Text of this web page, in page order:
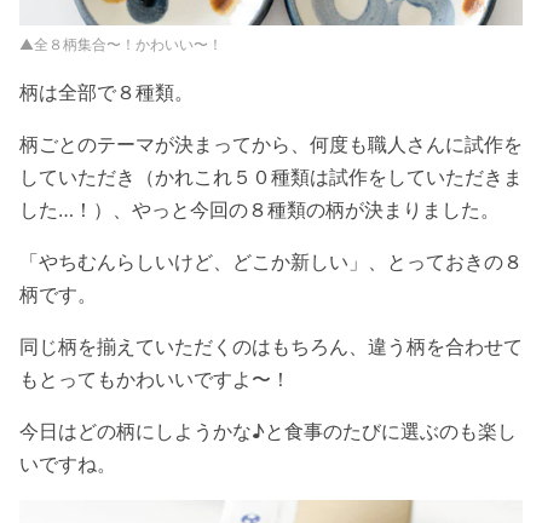
▲全８柄集合〜！かわいい〜！
柄は全部で８種類。
柄ごとのテーマが決まってから、何度も職人さんに試作を
していただき（かれこれ５０種類は試作をしていただきま
した…！）、やっと今回の８種類の柄が決まりました。
「やちむんらしいけど、どこか新しい」、とっておきの８
柄です。
同じ柄を揃えていただくのはもちろん、違う柄を合わせて
もとってもかわいいですよ〜！
今日はどの柄にしようかな♪と食事のたびに選ぶのも楽し
いですね。